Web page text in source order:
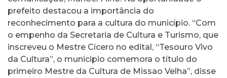
prefeito destacou a importância do
reconhecimento para a cultura do município. “Com
o empenho da Secretaria de Cultura e Turismo, que
inscreveu o Mestre Cícero no edital, “Tesouro Vivo
da Cultura”, o municipio comemora o título do
primeiro Mestre da Cultura de Missao Velha”, disse